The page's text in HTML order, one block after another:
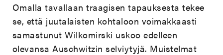
Omalla tavallaan traagisen tapauksesta tekee
se, että juutalaisten kohtaloon voimakkaasti
samastunut Wilkomirski uskoo edelleen
olevansa Auschwitzin selviytyjä. Muistelmat